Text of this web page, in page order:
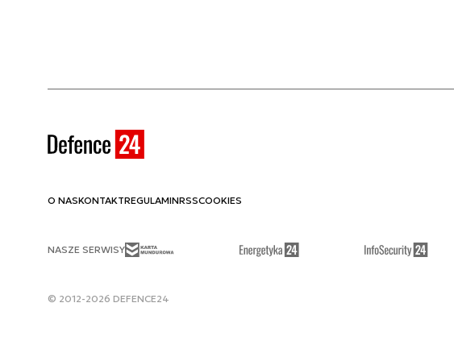
O NASKONTAKTREGULAMINRSSCOOKIES
NASZE SERWISY
© 2012-2026 DEFENCE24